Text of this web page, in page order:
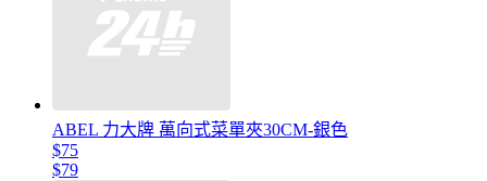
ABEL 力大牌 萬向式菜單夾30CM-銀色
$75
$79